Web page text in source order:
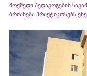
მოქმედი პედაგოგების
ბრძანება პრაქტიკოსებს